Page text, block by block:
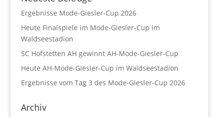
Ergebnisse Mode-Giesler-Cup 2026
Heute Finalspiele im Mode-Giesler-Cup im
Waldseestadion
SC Hofstetten AH gewinnt AH-Mode-Giesler-Cup
Heute AH-Mode-Giesler-Cup im Waldseestadion
Ergebnisse vom Tag 3 des Mode-Giesler-Cup 2026
Archiv